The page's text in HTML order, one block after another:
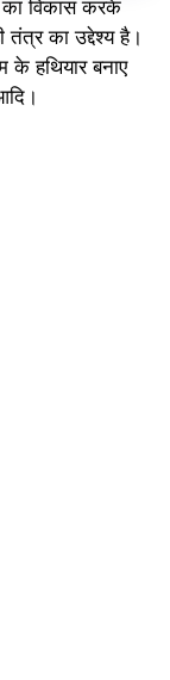
का विकास करके
का उद्देश्य है।
के हथियार बनाए